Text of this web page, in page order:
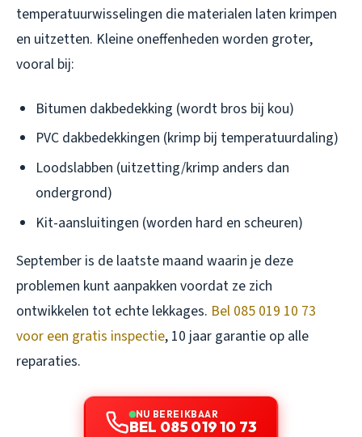
temperatuurwisselingen die materialen laten krimpen
en uitzetten. Kleine oneffenheden worden groter,
vooral bij:
Bitumen dakbedekking (wordt bros bij kou)
PVC dakbedekkingen (krimp bij temperatuurdaling)
Loodslabben (uitzetting/krimp anders dan
ondergrond)
Kit-aansluitingen (worden hard en scheuren)
September is de laatste maand waarin je deze
problemen kunt aanpakken voordat ze zich
ontwikkelen tot echte lekkages. Bel 085 019 10 73
voor een gratis inspectie, 10 jaar garantie op alle
reparaties.
NU BEREIKBAAR
BEL 085 019 10 73